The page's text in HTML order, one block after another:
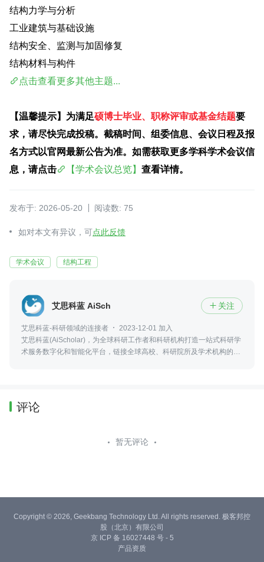
结构力学与分析
工业建筑与基础设施
结构安全、监测与加固修复
结构材料与构件
点击查看更多其他主题...
【温馨提示】为满足硕博士毕业、职称评审或基金结题要
求，请尽快完成投稿。截稿时间、组委信息、会议日程及报
名方式以官网最新公告为准。如需获取更多学科学术会议信
息，请点击
【学术会议总览】 查看详情。
发布于: 2026-05-20 阅读数: 75
如对本文有异议，可点此反馈
学术会议 结构工程
艾思科蓝 AiScholar  关注
艾思科蓝-科研领域的连接者
2023-12-01 加入
艾思科蓝(AiScholar)，为全球科研工作者和科研机构打造一站式科研学
术服务数字化和智能化平台，链接全球高校、科研院所及学术机构的优
评论
暂无评论
Copyright © 2026, Geekbang Technology Ltd. All rights reserved. 极客邦控
股（北京）有限公司
京 ICP 备 16027448 号 - 5
产品资质